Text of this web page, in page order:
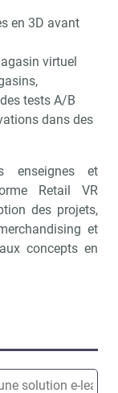
en 3D avant
virtuel
tests A/B
dans des
enseignes et
Retail VR
des projets,
et
concepts en